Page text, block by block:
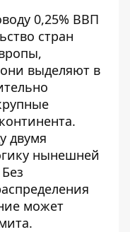
0,25% ВВП
стран
выделяют в
двумя
нынешней
может